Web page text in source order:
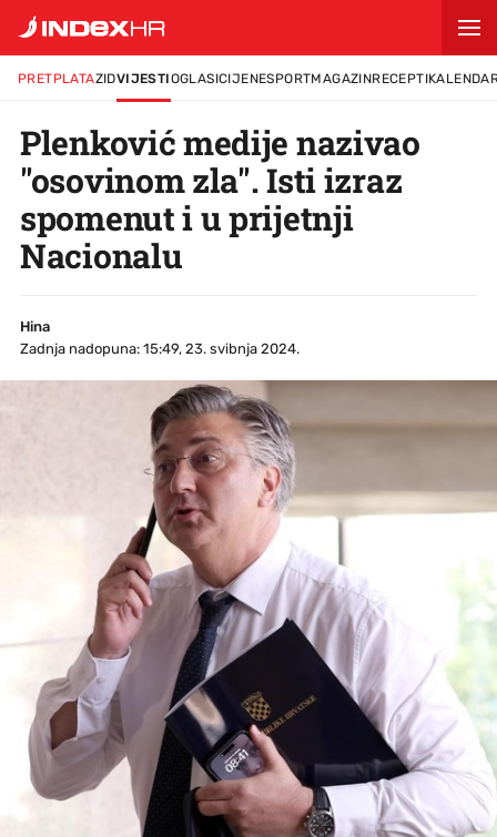
PRETPLATAZIDVIJESTIOGLASICIJENESPORTMAGAZINRECEPTI
Plenković medije nazivao
"osovinom zla". Isti izraz
spomenut i u prijetnji
Nacionalu
Hina
Zadnja nadopuna: 15:49, 23. svibnja 2024.